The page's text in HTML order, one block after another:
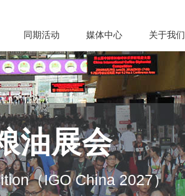
同期活动 媒体中心 关于我们
油展会
（IGO China 2027）